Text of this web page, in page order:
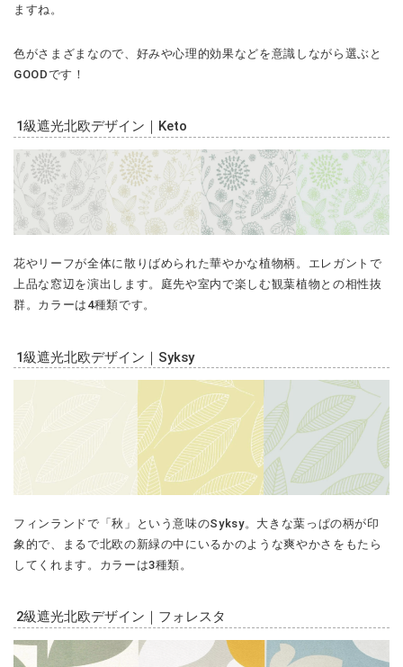
ますね。
色がさまざまなので、好みや心理的効果などを意識しながら選ぶと
GOODです！
1級遮光北欧デザイン｜Keto
花やリーフが全体に散りばめられた華やかな植物柄。エレガントで
上品な窓辺を演出します。庭先や室内で楽しむ観葉植物との相性抜
群。カラーは4種類です。
1級遮光北欧デザイン｜Syksy
フィンランドで「秋」という意味のSyksy。大きな葉っぱの柄が印
象的で、まるで北欧の新緑の中にいるかのような爽やかさをもたら
してくれます。カラーは3種類。
2級遮光北欧デザイン｜フォレスタ